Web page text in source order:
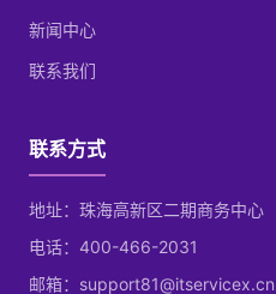
新闻中心
联系我们
联系方式
地址：珠海高新区二期商务中心
电话：400-466-2031
邮箱：support81@itservicex.cn